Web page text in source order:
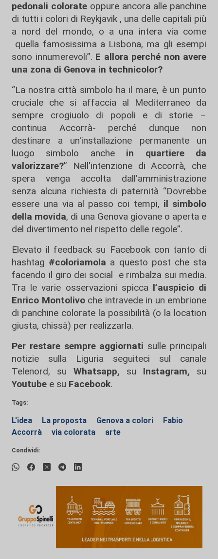
pedonali colorate oppure ancora alle panchine
di tutti i colori di Reykjavik , una delle capitali più
a nord del mondo, o a una intera via come
quella famosissima a Lisbona, ma gli esempi
sono innumerevoli”. E allora perché non avere
una zona di Genova in technicolor?
“La nostra città simbolo ha il mare, è un punto
cruciale che si affaccia al Mediterraneo da
sempre crogiuolo di popoli e di storie –
continua Accorrà- perché dunque non
destinare a un'installazione permanente un
luogo simbolo anche in quartiere da
valorizzare?” Nell'intenzione di Accorrà, che
spera venga accolta dall’amministrazione
senza alcuna richiesta di paternità “Dovrebbe
essere una via al passo coi tempi, il simbolo
della movida, di una Genova giovane o aperta e
del divertimento nel rispetto delle regole”.
Elevato il feedback su Facebook con tanto di
hashtag #coloriamola a questo post che sta
facendo il giro dei social e rimbalza sui media.
Tra le varie osservazioni spiccal’auspicio di
Enrico Montolivoche intravede in un embrione
di panchine colorate la possibilità (o la location
giusta, chissà) per realizzarla.
Per restare sempre aggiornati sulle principali
notizie sulla Liguria seguiteci sul canale
Telenord, su
Whatsapp, su Instagram, su
Youtube e su Facebook.
Tags:
L'idea La proposta Genova a colori
Fabio
Accorrà
via colorata arte
Condividi: